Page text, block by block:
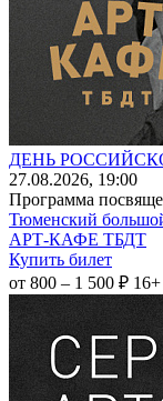
ДЕНЬ
27.08.2026, 19:00
Программа
Тюменский
АРТ-КАФЕ ТБДТ
Купить билет
от 800 – 1 500 ₽ 16+